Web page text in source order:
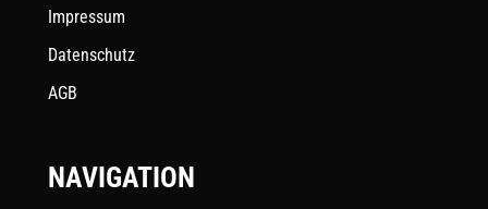
Impressum
Datenschutz
AGB
NAVIGATION